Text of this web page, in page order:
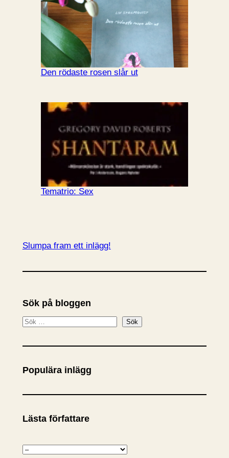
Den rödaste rosen slår ut
Tematrio: Sex
Slumpa fram ett inlägg!
Sök på bloggen
S
k
Sök
Populära inlägg
Lästa författare
K